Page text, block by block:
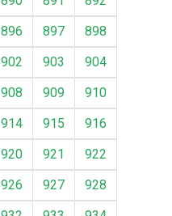
896 897
898
902 903
904
908 909
910
914 915
916
920 921
922
926 927
928